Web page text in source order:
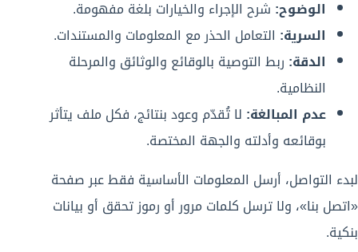
الوضوح: شرح الإجراء والخيارات بلغة مفهومة.
السرية: التعامل الحذر مع المعلومات والمستندات.
الدقة: ربط التوصية بالوقائع والوثائق والمرحلة
النظامية.
عدم المبالغة: لا تُقدّم وعود بنتائج، فكل ملف يتأثر
بوقائعه وأدلته والجهة المختصة.
لبدء التواصل، أرسل المعلومات الأساسية فقط عبر صفحة
«اتصل بنا»، ولا ترسل كلمات مرور أو رموز تحقق أو بيانات
بنكية.